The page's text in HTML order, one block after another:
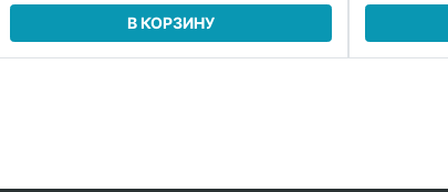
В КОРЗИНУ